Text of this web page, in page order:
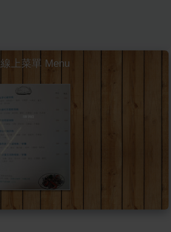
線上菜單 Menu